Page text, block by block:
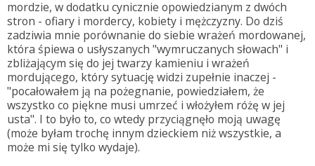
mordzie, w dodatku cynicznie opowiedzianym z dwóch
stron - ofiary i mordercy, kobiety i mężczyzny. Do dziś
zadziwia mnie porównanie do siebie wrażeń mordowanej,
która śpiewa o usłyszanych "wymruczanych słowach" i
zbliżającym się do jej twarzy kamieniu i wrażeń
mordującego, który sytuację widzi zupełnie inaczej -
"pocałowałem ją na pożegnanie, powiedziałem, że
wszystko co piękne musi umrzeć i włożyłem różę w jej
usta". I to było to, co wtedy przyciągnęło moją uwagę
(może byłam trochę innym dzieckiem niż wszystkie, a
może mi się tylko wydaje).